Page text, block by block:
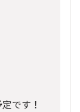
です！